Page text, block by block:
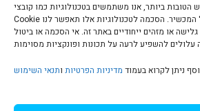
ביותר, אנו משתמשים בטכנולוגיות כמו קובצי
Cookie כדי לאחסן ו/או לגשת למידע על המכשיר. הסכמה לטכנולוגיות אלו תאפשר לנו
גלישה או מזהים ייחודיים באתר זה. אי הסכמה או ביטול
ניתן לקרוא בעמוד מדיניות הפרטיות ותנאי השימוש
מדיניות פרטיות | Privacy Policy